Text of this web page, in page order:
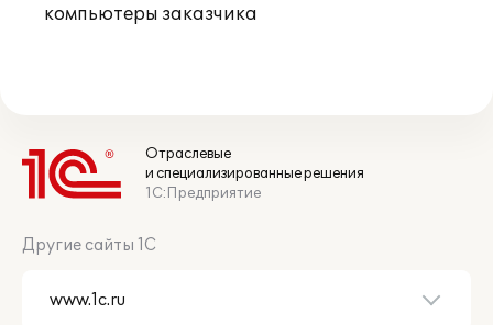
компьютеры заказчика
Отраслевые
и специализированные решения
1С:Предприятие
Другие сайты 1С